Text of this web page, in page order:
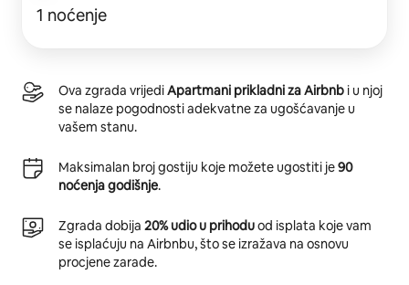
1 noćenje
Ova zgrada vrijediApartmani prikladni za Airbnb i u njoj
se nalaze pogodnosti adekvatne za ugošćavanje u
vašem stanu.
Maksimalan broj gostiju koje možete ugostiti je90
noćenja godišnje.
Zgrada dobija 20% udio u prihoduod isplata koje vam
se isplaćuju na Airbnbu, što se izražava na osnovu
procjene zarade.